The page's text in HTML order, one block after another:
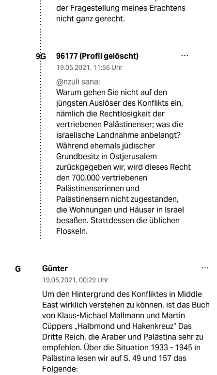
der Fragestellung meines Erachtens
nicht ganz gerecht.
9G 96177 (Profil gelöscht)
19.05.2021, 11:56 Uhr
@nzuli sana:
Warum gehen Sie nicht auf den
jüngsten Auslöser des Konflikts ein,
nämlich die Rechtlosigkeit der
vertriebenen Palästinenser; was die
israelische Landnahme anbelangt?
Während ehemals jüdischer
Grundbesitz in Ostjerusalem
zurückgegeben wir, wird dieses Recht
den 700.000 vertriebenen
Palästinenserinnen und
Palästinensern nicht zugestanden,
die Wohnungen und Häuser in Israel
besaßen. Stattdessen die üblichen
Floskeln.
G Günter
19.05.2021, 00:29 Uhr
Um den Hintergrund des Konfliktes in Middle
East wirklich verstehen zu können, ist das Buch
von Klaus-Michael Mallmann und Martin
Cüppers „Halbmond und Hakenkreuz“ Das
Dritte Reich, die Araber und Palästina sehr zu
empfehlen. Über die Situation 1933 - 1945 in
Palästina lesen wir auf S. 49 und 157 das
Folgende: